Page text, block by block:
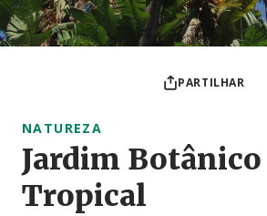
PARTILHAR
NATUREZA
Jardim Botânico
Tropical